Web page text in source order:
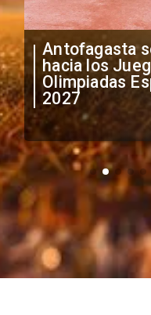
"Falta de
anuncia
irregular de
extranjeros